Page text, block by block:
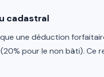
cadastral
une déduction
pour le non bâti). Ce